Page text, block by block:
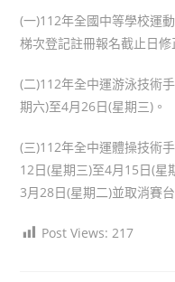
(一)112年全國中等學校運
梯次登記註冊報名截止日
(二)112年全中運游泳技術
期六)至4月26日(星期三)。
(三)112年全中運體操技術
12日(星期三)至4月15日(
3月28日(星期二)並取消賽
Post Views: 217